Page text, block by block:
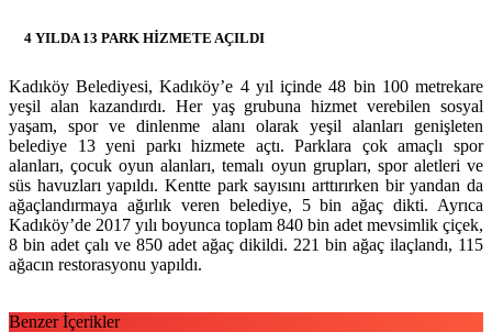
4 YILDA 13 PARK HİZMETE AÇILDI
Kadıköy Belediyesi, Kadıköy’e 4 yıl içinde 48 bin 100 metrekare
yeşil alan kazandırdı. Her yaş grubuna hizmet verebilen sosyal
yaşam, spor ve dinlenme alanı olarak yeşil alanları genişleten
belediye 13 yeni parkı hizmete açtı. Parklara çok amaçlı spor
alanları, çocuk oyun alanları, temalı oyun grupları, spor aletleri ve
süs havuzları yapıldı. Kentte park sayısını arttırırken bir yandan da
ağaçlandırmaya ağırlık veren belediye, 5 bin ağaç dikti. Ayrıca
Kadıköy’de 2017 yılı boyunca toplam 840 bin adet mevsimlik çiçek,
8 bin adet çalı ve 850 adet ağaç dikildi. 221 bin ağaç ilaçlandı, 115
ağacın restorasyonu yapıldı.
Benzer İçerikler